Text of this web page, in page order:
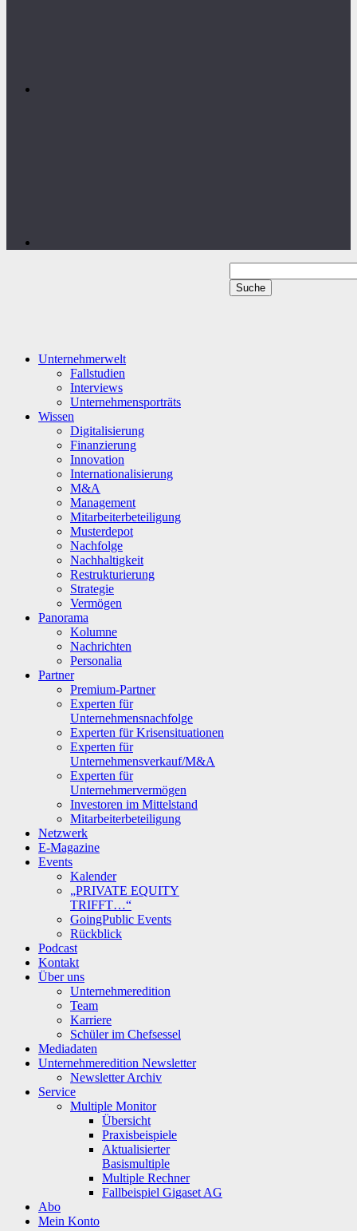
Unternehmerwelt
Fallstudien
Interviews
Unternehmensporträts
Wissen
Digitalisierung
Finanzierung
Innovation
Internationalisierung
M&A
Management
Mitarbeiterbeteiligung
Musterdepot
Nachfolge
Nachhaltigkeit
Restrukturierung
Strategie
Vermögen
Panorama
Kolumne
Nachrichten
Personalia
Partner
Premium-Partner
Experten für
Unternehmensnachfolge
Experten für Krisensituationen
Experten für
Unternehmensverkauf/M&A
Experten für
Unternehmervermögen
Investoren im Mittelstand
Mitarbeiterbeteiligung
Netzwerk
E-Magazine
Events
Kalender
„PRIVATE EQUITY
TRIFFT…“
GoingPublic Events
Rückblick
Podcast
Kontakt
Über uns
Unternehmeredition
Team
Karriere
Schüler im Chefsessel
Mediadaten
Unternehmeredition Newsletter
Newsletter Archiv
Service
Multiple Monitor
Übersicht
Praxisbeispiele
Aktualisierter
Basismultiple
Multiple Rechner
Fallbeispiel Gigaset AG
Abo
Mein Konto